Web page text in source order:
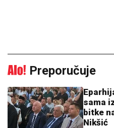
Preporučuje
sama
bitke
Nikšić